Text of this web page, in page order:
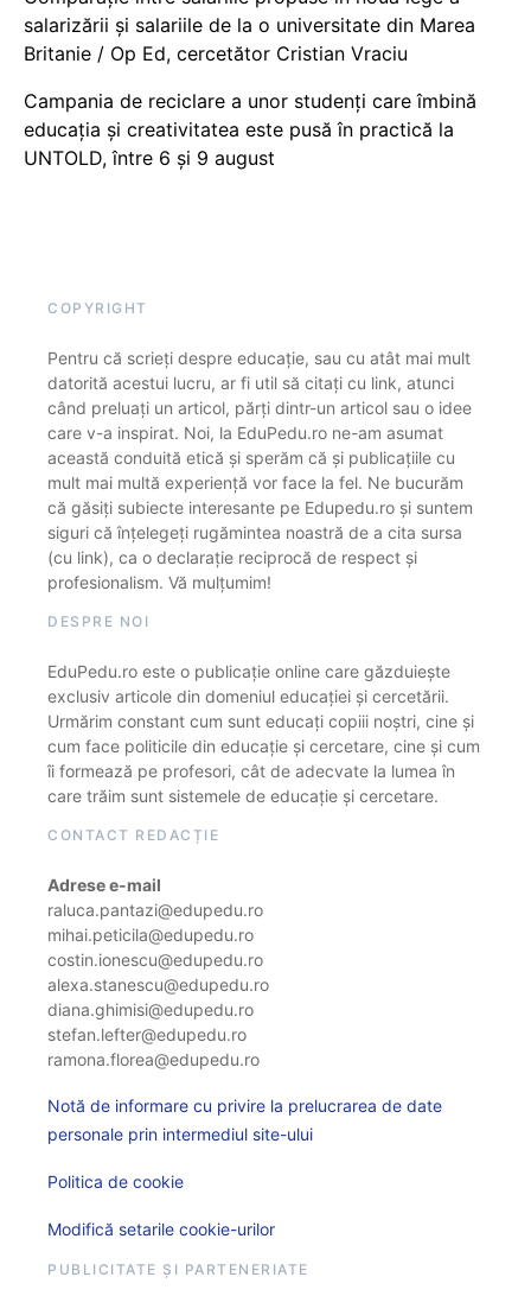
salarizării și salariile de la o universitate din Marea
Britanie / Op Ed, cercetător Cristian Vraciu
Campania de reciclare a unor studenți care îmbină
educația și creativitatea este pusă în practică la
UNTOLD, între 6 și 9 august
COPYRIGHT
Pentru că scrieți despre educație, sau cu atât mai mult
datorită acestui lucru, ar fi util să citați cu link, atunci
când preluați un articol, părți dintr-un articol sau o idee
care v-a inspirat. Noi, la EduPedu.ro ne-am asumat
această conduită etică și sperăm că și publicațiile cu
mult mai multă experiență vor face la fel. Ne bucurăm
că găsiți subiecte interesante pe Edupedu.ro și suntem
siguri că înțelegeți rugămintea noastră de a cita sursa
(cu link), ca o declarație reciprocă de respect și
profesionalism. Vă mulțumim!
DESPRE NOI
EduPedu.ro este o publicație online care găzduiește
exclusiv articole din domeniul educației și cercetării.
Urmărim constant cum sunt educați copiii noștri, cine și
cum face politicile din educație și cercetare, cine și cum
îi formează pe profesori, cât de adecvate la lumea în
care trăim sunt sistemele de educație și cercetare.
CONTACT REDACȚIE
Adrese e-mail
raluca.pantazi@edupedu.ro
mihai.peticila@edupedu.ro
costin.ionescu@edupedu.ro
alexa.stanescu@edupedu.ro
diana.ghimisi@edupedu.ro
stefan.lefter@edupedu.ro
ramona.florea@edupedu.ro
Notă de informare cu privire la prelucrarea de date
personale prin intermediul site-ului
Politica de cookie
Modifică setarile cookie-urilor
PUBLICITATE ȘI PARTENERIATE